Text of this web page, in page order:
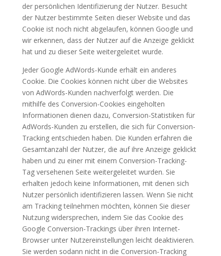
der persönlichen Identifizierung der Nutzer. Besucht
der Nutzer bestimmte Seiten dieser Website und das
Cookie ist noch nicht abgelaufen, können Google und
wir erkennen, dass der Nutzer auf die Anzeige geklickt
hat und zu dieser Seite weitergeleitet wurde.
Jeder Google AdWords-Kunde erhält ein anderes
Cookie. Die Cookies können nicht über die Websites
von AdWords-Kunden nachverfolgt werden. Die
mithilfe des Conversion-Cookies eingeholten
Informationen dienen dazu, Conversion-Statistiken für
AdWords-Kunden zu erstellen, die sich für Conversion-
Tracking entschieden haben. Die Kunden erfahren die
Gesamtanzahl der Nutzer, die auf ihre Anzeige geklickt
haben und zu einer mit einem Conversion-Tracking-
Tag versehenen Seite weitergeleitet wurden. Sie
erhalten jedoch keine Informationen, mit denen sich
Nutzer persönlich identifizieren lassen. Wenn Sie nicht
am Tracking teilnehmen möchten, können Sie dieser
Nutzung widersprechen, indem Sie das Cookie des
Google Conversion-Trackings über ihren Internet-
Browser unter Nutzereinstellungen leicht deaktivieren.
Sie werden sodann nicht in die Conversion-Tracking